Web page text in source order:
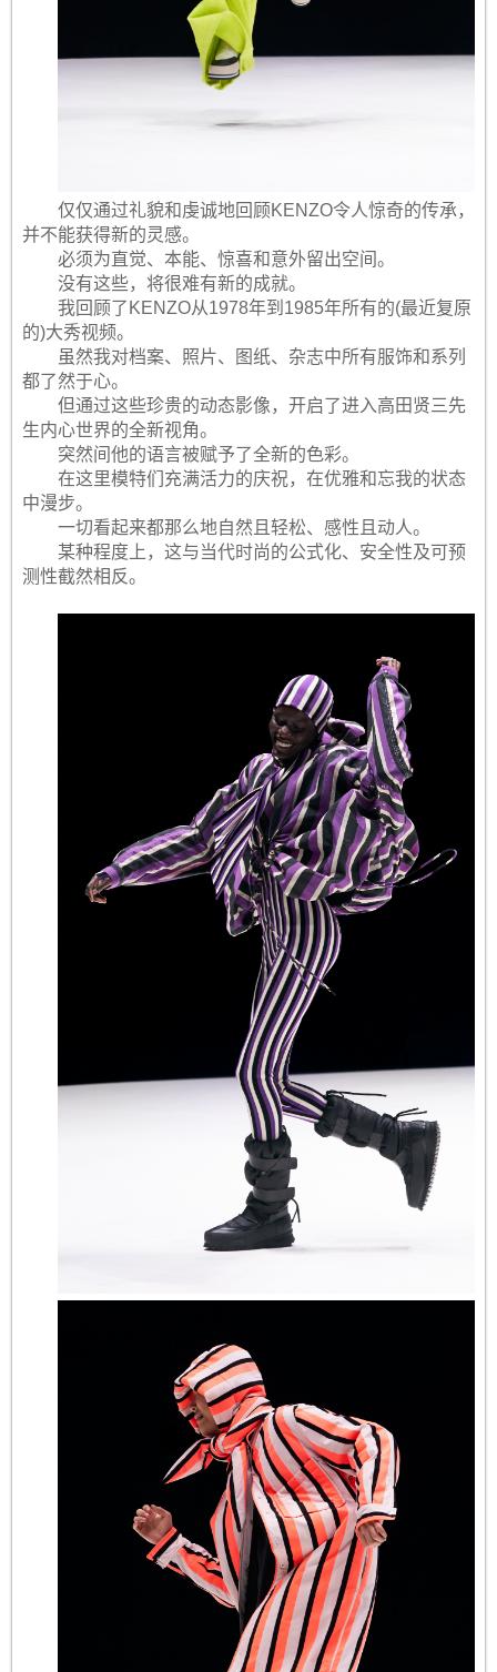
仅仅通过礼貌和虔诚地回顾KENZO令人惊奇的传承，
并不能获得新的灵感。
必须为直觉、本能、惊喜和意外留出空间。
没有这些，将很难有新的成就。
我回顾了KENZO从1978年到1985年所有的(最近复原
的)大秀视频。
虽然我对档案、照片、图纸、杂志中所有服饰和系列
都了然于心。
但通过这些珍贵的动态影像，开启了进入高田贤三先
生内心世界的全新视角。
突然间他的语言被赋予了全新的色彩。
在这里模特们充满活力的庆祝，在优雅和忘我的状态
中漫步。
一切看起来都那么地自然且轻松、感性且动人。
某种程度上，这与当代时尚的公式化、安全性及可预
测性截然相反。